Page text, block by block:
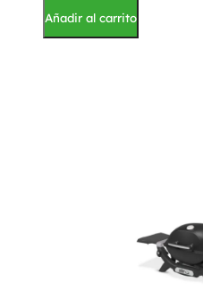
Añadir al carrito